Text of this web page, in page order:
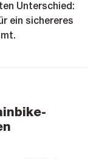
Unterschied:
ein sichereres